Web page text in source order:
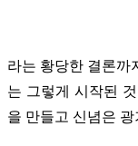
라는 황당한 결론까
는 그렇게 시작된
을 만들고 신념은